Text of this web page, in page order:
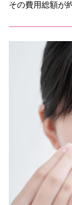
その費用総額が